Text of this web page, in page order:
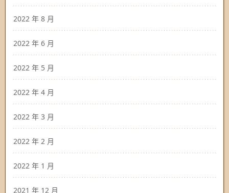
2022 年 8 月
2022 年 6 月
2022 年 5 月
2022 年 4 月
2022 年 3 月
2022 年 2 月
2022 年 1 月
2021 年 12 月